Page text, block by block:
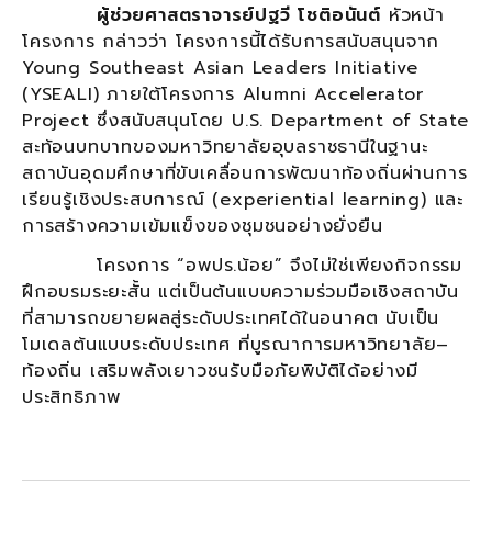
ผู้ช่วยศาสตราจารย์ปฐวี โชติอนันต์ หัวหน้า
โครงการ กล่าวว่า โครงการนี้ได้รับการสนับสนุนจาก
Young Southeast Asian Leaders Initiative
(YSEALI) ภายใต้โครงการ Alumni Accelerator
Project ซึ่งสนับสนุนโดย U.S. Department of State
สะท้อนบทบาทของมหาวิทยาลัยอุบลราชธานีในฐานะ
สถาบันอุดมศึกษาที่ขับเคลื่อนการพัฒนาท้องถิ่นผ่านการ
เรียนรู้เชิงประสบการณ์ (experiential learning) และ
การสร้างความเข้มแข็งของชุมชนอย่างยั่งยืน
โครงการ “อพปร.น้อย” จึงไม่ใช่เพียงกิจกรรม
ฝึกอบรมระยะสั้น แต่เป็นต้นแบบความร่วมมือเชิงสถาบัน
ที่สามารถขยายผลสู่ระดับประเทศได้ในอนาคต นับเป็น
โมเดลต้นแบบระดับประเทศ ที่บูรณาการมหาวิทยาลัย–
ท้องถิ่น เสริมพลังเยาวชนรับมือภัยพิบัติได้อย่างมี
ประสิทธิภาพ